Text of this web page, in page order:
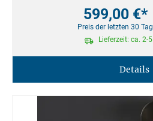
599,00 €*
Preis der letzten 30
Lieferzeit: ca. 2-
Details